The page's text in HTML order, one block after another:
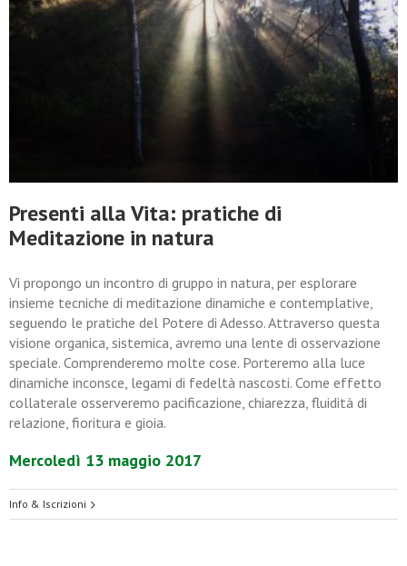
Presenti alla Vita: pratiche di
Meditazione in natura
Vi propongo un incontro di gruppo in natura, per esplorare
insieme tecniche di meditazione dinamiche e contemplative,
seguendo le pratiche del Potere di Adesso. Attraverso questa
visione organica, sistemica, avremo una lente di osservazione
speciale. Comprenderemo molte cose. Porteremo alla luce
dinamiche inconsce, legami di fedeltà nascosti. Come effetto
collaterale osserveremo pacificazione, chiarezza, fluidità di
relazione, fioritura e gioia.
Mercoledì 13 maggio 2017
Info & Iscrizioni